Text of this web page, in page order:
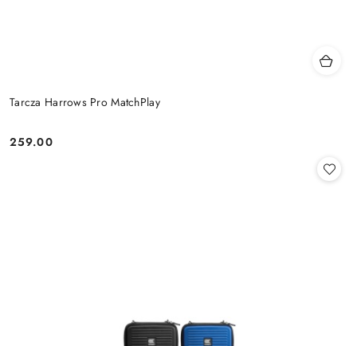
Tarcza Harrows Pro MatchPlay
Cena:
259.00